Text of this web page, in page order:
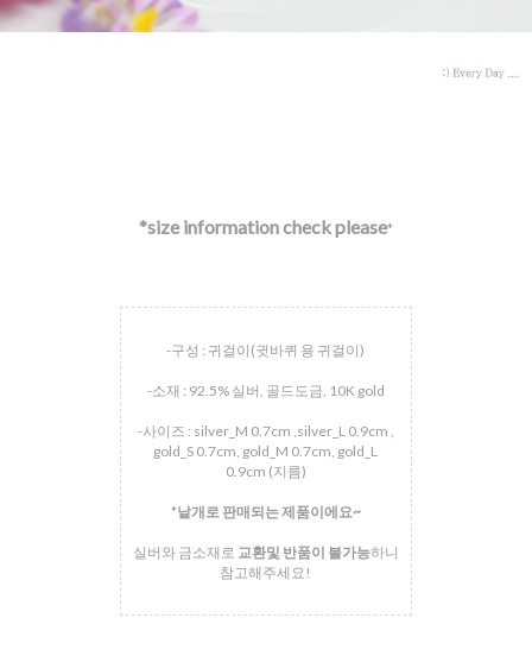
*size information check please*
-구성 : 귀걸이(귓바퀴 용 귀걸이)
-소재 : 92.5% 실버, 골드도금, 10K gold
-사이즈 : silver_M 0.7cm ,silver_L 0.9cm ,
gold_S 0.7cm, gold_M 0.7cm, gold_L
0.9cm (지름)
*낱개로 판매되는 제품이에요~
실버와 금소재로 교환및 반품이 불가능하니
참고해주세요!